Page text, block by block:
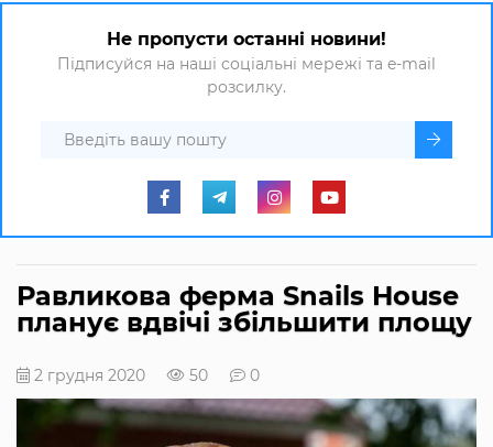
Не пропусти останні новини!
Підписуйся на наші соціальні мережі та e-mail
розсилку.
Равликова ферма Snails House
планує вдвічі збільшити площу
2 грудня 2020 50 0